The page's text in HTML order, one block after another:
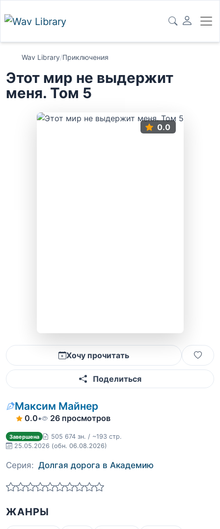
Wav Library/Приключения
Этот мир не выдержит
меня. Том 5
0.0
Хочу прочитать
Поделиться
Максим Майнер
0.0• 26 просмотров
Завершена
505 674 зн. / ~193 стр.
25.05.2026 (обн. 06.08.2026)
Серия: Долгая дорога в Академию
ЖАНРЫ